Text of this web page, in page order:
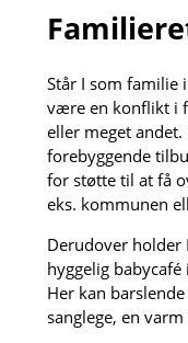
Står I som familie
være en konflikt i
eller meget
forebyggende
for støtte til at få
eks. kommunen
Derudover
hyggelig
Her kan
sanglege, en